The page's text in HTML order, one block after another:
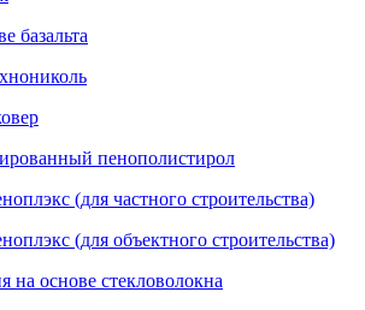
базальта
пенополистирол
(для частного строительства)
(для объектного строительства)
на основе стекловолокна